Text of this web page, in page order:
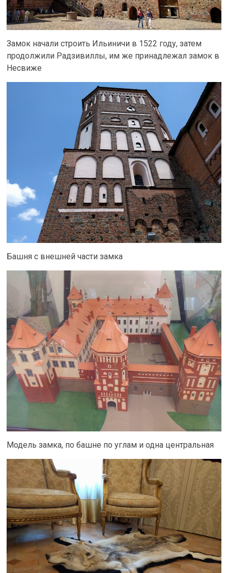
Замок начали строить Ильиничи в 1522 году, затем
продолжили Радзивиллы, им же принадлежал замок в
Несвиже
Башня с внешней части замка
Модель замка, по башне по углам и одна центральная